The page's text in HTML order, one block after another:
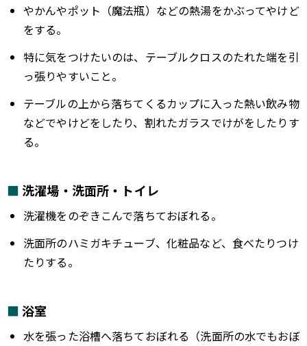
やかんやポット（魔法瓶）などの熱湯をかぶってやけど
をする。
特に気をつけたいのは、テーブルクロスのたれた端を引
っ張りやすいこと。
テーブルの上から落ちてくるカップに入った熱い飲み物
などでやけどをしたり、割れたガラスでけがをしたりす
る。
洗濯場・洗面所・トイレ
洗濯機をのぞきこんで落ちておぼれる。
洗面所のハミガキチューブ、化粧品など、食べたりつけ
たりする。
浴室
水を張った浴槽へ落ちておぼれる（洗面所の水でもおぼ